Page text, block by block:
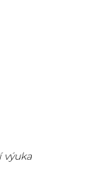
výuka